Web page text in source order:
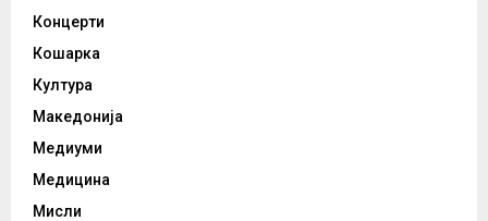
Концерти
Кошарка
Култура
Македонија
Медиуми
Медицина
Мисли